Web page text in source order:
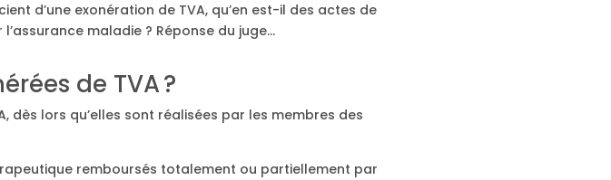
d’une exonération de TVA, qu’en est-il des actes de
maladie ? Réponse du juge…
de TVA ?
dès lors qu’elles sont réalisées par les membres des
remboursés totalement ou partiellement par